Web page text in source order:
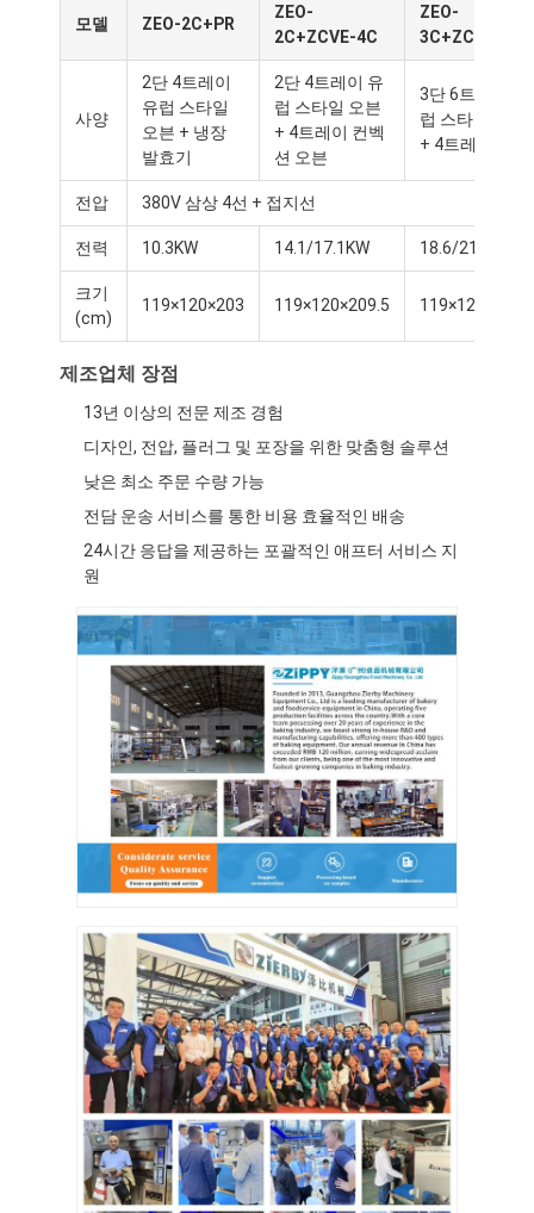
제품
공장 투어
저희와 연락
베이커리 생산 라인
상업용 계란 거품기
분할기 라운더
식품 밀더
현금 판자공
상업용 빵 썰기
모델 ZEO-2C+PR
ZEO-
2C+ZCVE-4C
ZEO-
3C+ZCVE-4C
사양
2단 4트레이
유럽 스타일
오븐 + 냉장
발효기
2단 4트레이 유
럽 스타일 오븐
+ 4트레이 컨벡
션 오븐
3단 6트레이 유
럽 스타일 오븐
+ 4트레이
전압 380V 삼상 4선 + 접지선
전력 10.3KW 14.1/17.1KW 18.6/21.6KW
크기
(cm)
119×120×203 119×120×209.5
제조업체 장점
13년 이상의 전문 제조 경험
디자인, 전압, 플러그 및 포장을 위한 맞춤형 솔루션
낮은 최소 주문 수량 가능
전담 운송 서비스를 통한 비용 효율적인 배송
24시간 응답을 제공하는 포괄적인 애프터 서비스 지
원